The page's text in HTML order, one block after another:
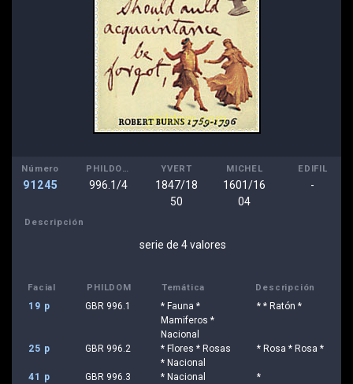
Número
91245
PHILDOM
996.1/4
YVERT
1847/18
50
MICHEL
1601/16
04
EDIFIL
-
Descripción
serie de 4 valores
Facial PHILDOM Temática Descripción
19 p GBR 996.1
* Fauna *
Mamiferos *
Nacional
* * Ratón *
25 p GBR 996.2
* Flores * Rosas
* Nacional
* Rosa * Rosa *
41 p GBR 996.3 * Nacional
*